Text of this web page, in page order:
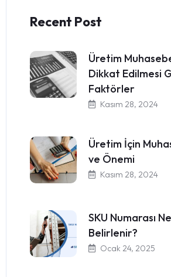
Recent Post
Üretim
Dikkat Edilmesi
Faktörler
Kasım 28, 2024
Üretim İçin
ve Önemi
Kasım 28, 2024
SKU Numarası
Belirlenir?
Ocak 24, 2025